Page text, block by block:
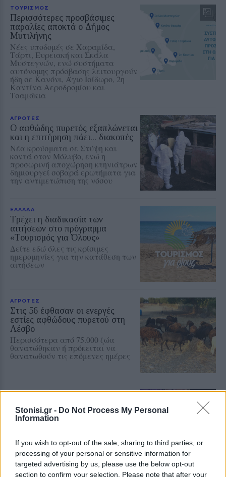
Stonisi.gr - Do Not Process My Personal
Information
If you wish to opt-out of the sale, sharing to third parties, or
processing of your personal or sensitive information for
targeted advertising by us, please use the below opt-out
section to confirm your selection. Please note that after your
ΤΟΥΡΙΣΜΟΣ
Περισσότερες προσβάσιμες
παραλίες αποκτά ο Δήμος
Μυτιλήνης
Νέες υποδομές σε Χαραμίδα,
Τάρτι, Ευρειακή και Σκάλα
Μυστεγνών, ενώ συστήματα
αυτόνομης πρόσβασης λειτουργούν
ήδη σε Κανόνι, Άγιο Ισίδωρο, 2η
Καντίνα Αεροδρομίου και
Τσαμάκια
ΑΓΡΟΤΕΣ
Ο αφθώδης πυρετός εξαπλώνεται
και η επιτήρηση πάει... διακοπές
Νέα κρούσματα σε Στύψη και
κοντά στον Μόλυβο, ενώ η
προσωρινή αποχώρηση κτηνιάτρων
δημιουργεί σοβαρά ερωτήματα για
την αντιμετώπιση της νόσου
ΕΛΛΑΔΑ
Τρέχει η διαδικασία των
αιτήσεων στο πρόγραμμα
«Τουρισμός για Όλους»
Δείτε εδώ όλες τις κρίσιμες
ημερομηνίες για την κατάθεση των
αιτήσεων
ΑΓΡΟΤΕΣ
Στις 56 έφθασαν οι ενεργές
εστίες αφθώδους πυρετού στη
Λέσβο
Περισσότερα από 75.000 ζώα
θανατώθηκαν ή πρόκειται να
θανατωθούν τις επόμενες ημέρες
ΡΕΠΟΡΤΑΖ ΑΓΟΡΑ
της Μυτιλήνης στη Λευκή Νύχτα
Μουσική, προσφορές, δράσεις και
κέντρο της πόλης – Μεγάλη ήταν η
συμμετοχή κατοίκων και
επισκεπτών